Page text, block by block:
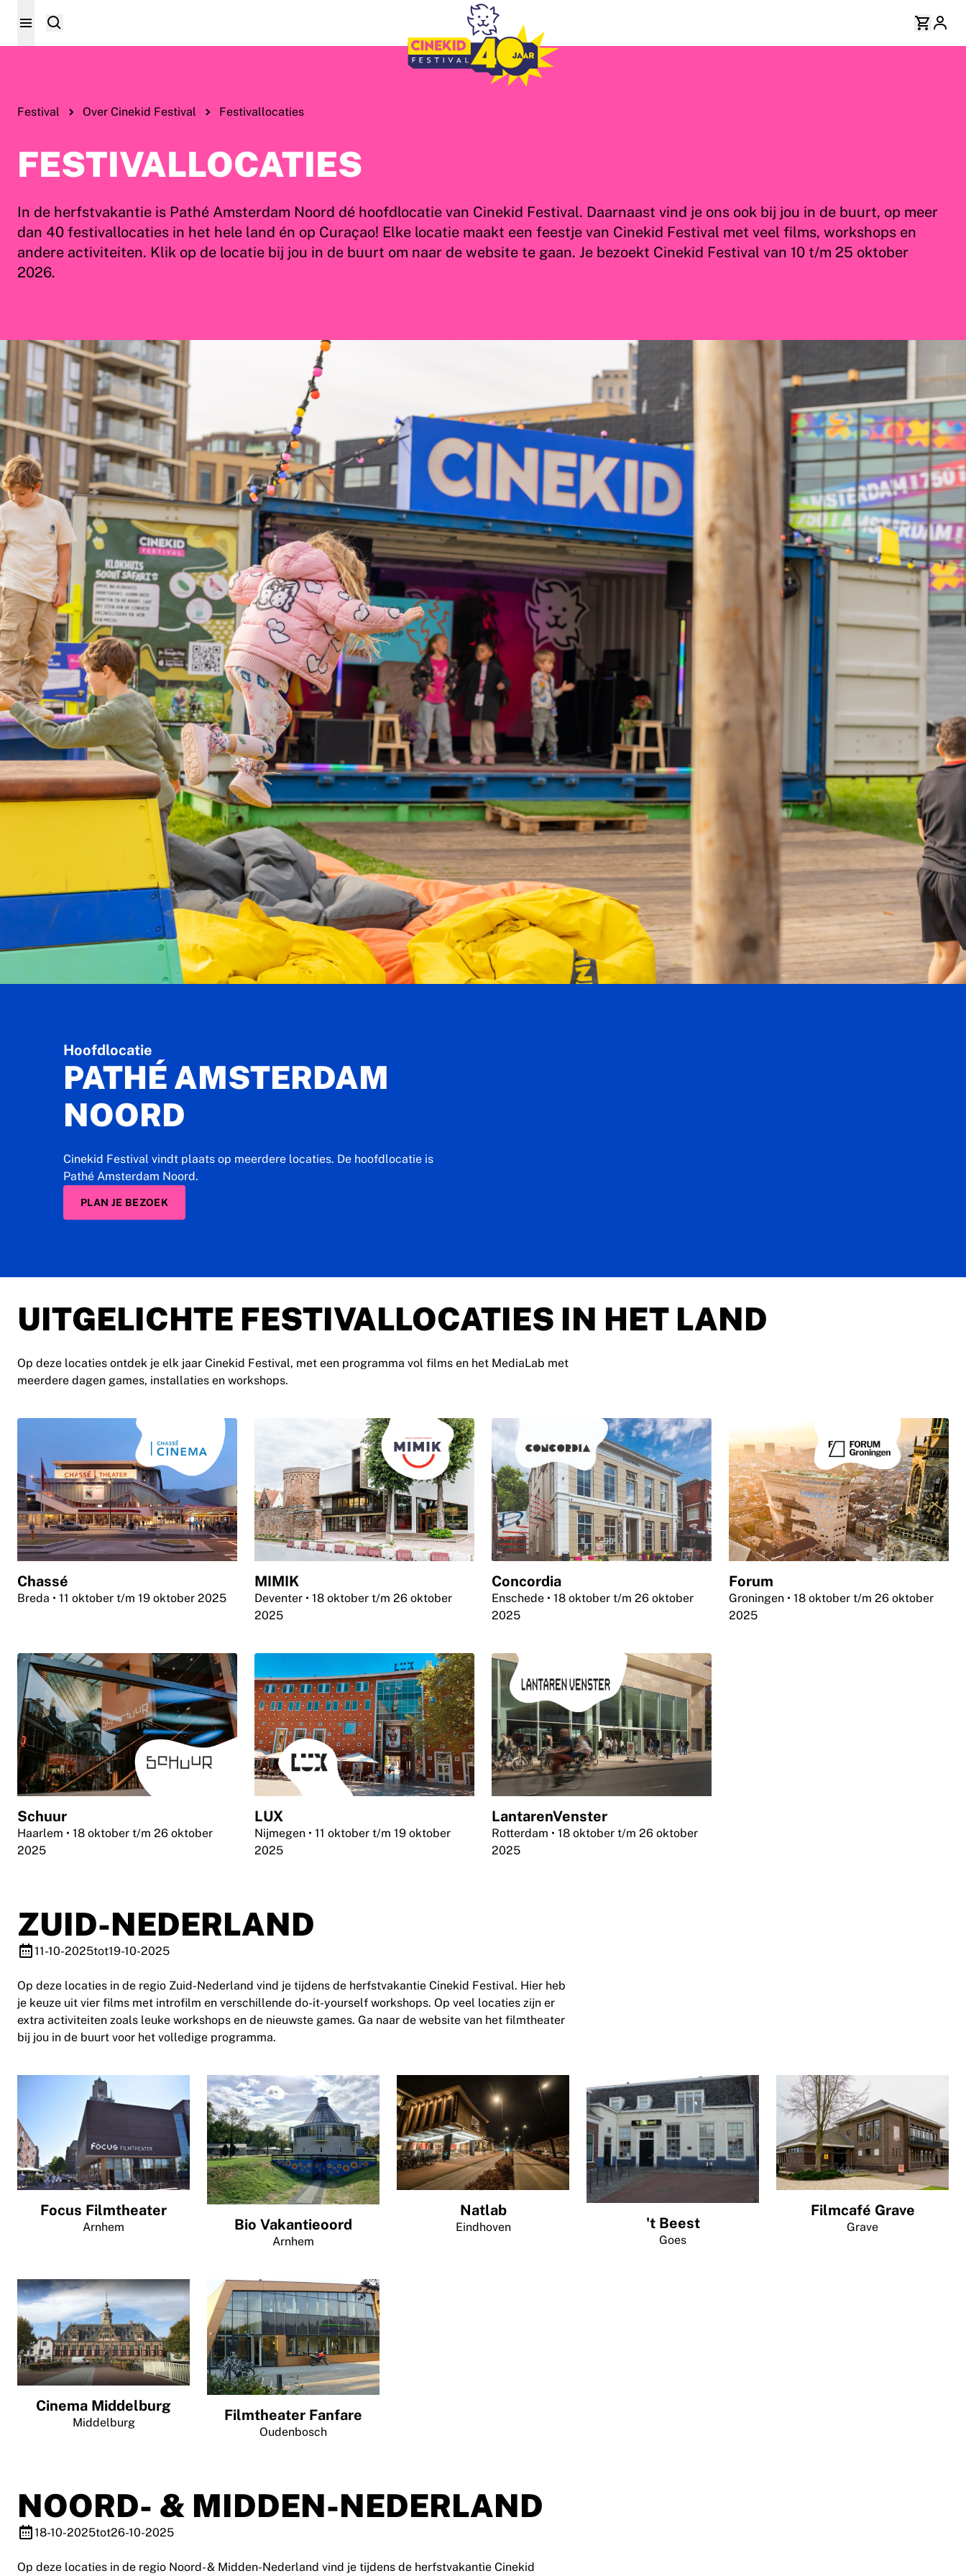
Festival Over Cinekid Festival Festivallocaties
FESTIVALLOCATIES
In de herfstvakantie is Pathé Amsterdam Noord dé hoofdlocatie van Cinekid Festival. Daarnaast vind je ons ook bij jou in de buurt, op meer
dan 40 festivallocaties in het hele land én op Curaçao! Elke locatie maakt een feestje van Cinekid Festival met veel films, workshops en
andere activiteiten. Klik op de locatie bij jou in de buurt om naar de website te gaan. Je bezoekt Cinekid Festival van 10 t/m 25 oktober
2026.
Hoofdlocatie
PATHÉ AMSTERDAM
NOORD
Cinekid Festival vindt plaats op meerdere locaties. De hoofdlocatie is
Pathé Amsterdam Noord.
PLAN JE BEZOEK
UITGELICHTE FESTIVALLOCATIES IN HET LAND
Op deze locaties ontdek je elk jaar Cinekid Festival, met een programma vol films en het MediaLab met
meerdere dagen games, installaties en workshops.
Chassé
Breda • 11 oktober t/m 19 oktober 2025
MIMIK
Deventer • 18 oktober t/m 26 oktober
2025
Concordia
Enschede • 18 oktober t/m 26 oktober
2025
Forum
Groningen • 18 oktober t/m 26 oktober
2025
Schuur
Haarlem • 18 oktober t/m 26 oktober
2025
LUX
Nijmegen • 11 oktober t/m 19 oktober
2025
LantarenVenster
Rotterdam • 18 oktober t/m 26 oktober
2025
ZUID-NEDERLAND
11-10-2025tot19-10-2025
Op deze locaties in de regio Zuid-Nederland vind je tijdens de herfstvakantie Cinekid Festival. Hier heb
je keuze uit vier films met introfilm en verschillende do-it-yourself workshops. Op veel locaties zijn er
extra activiteiten zoals leuke workshops en de nieuwste games. Ga naar de website van het filmtheater
bij jou in de buurt voor het volledige programma.
Focus Filmtheater
Arnhem Bio Vakantieoord
Arnhem
Natlab
Eindhoven 't Beest
Goes
Filmcafé Grave
Grave
Cinema Middelburg
Middelburg Filmtheater Fanfare
Oudenbosch
NOORD- & MIDDEN-NEDERLAND
18-10-2025tot26-10-2025
Op deze locaties in de regio Noord- & Midden-Nederland vind je tijdens de herfstvakantie Cinekid